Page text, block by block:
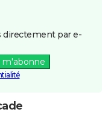
directement par e-
m'abonne